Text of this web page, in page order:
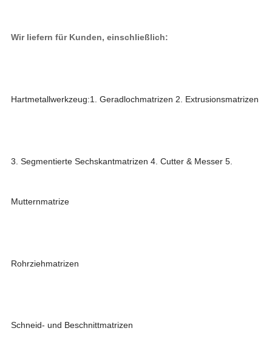
Wir liefern für Kunden, einschließlich:
Hartmetallwerkzeug:1. Geradlochmatrizen 2. Extrusionsmatrizen
3. Segmentierte Sechskantmatrizen 4. Cutter & Messer 5.
Mutternmatrize
Rohrziehmatrizen
Schneid- und Beschnittmatrizen